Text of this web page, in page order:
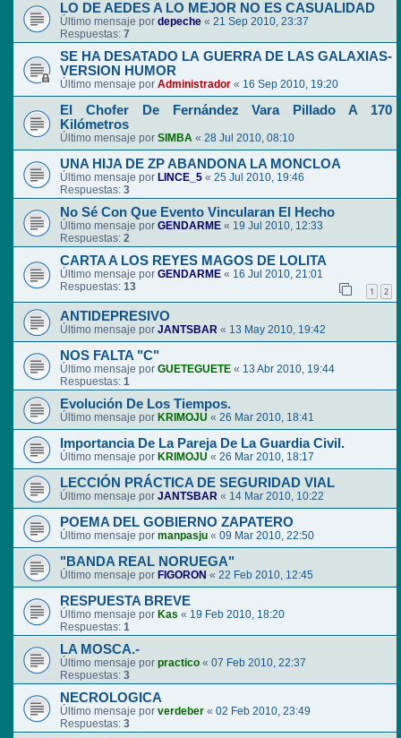
LO DE AEDES A LO MEJOR NO ES CASUALIDAD
Último mensaje por depeche « 21 Sep 2010, 23:37
Respuestas: 7
SE HA DESATADO LA GUERRA DE LAS GALAXIAS-
VERSION HUMOR
Último mensaje por Administrador « 16 Sep 2010, 19:20
El Chofer De Fernández Vara Pillado A 170
Kilómetros
Último mensaje por SIMBA « 28 Jul 2010, 08:10
UNA HIJA DE ZP ABANDONA LA MONCLOA
Último mensaje por LINCE_5 « 25 Jul 2010, 19:46
Respuestas: 3
No Sé Con Que Evento Vincularan El Hecho
Último mensaje por GENDARME « 19 Jul 2010, 12:33
Respuestas: 2
CARTA A LOS REYES MAGOS DE LOLITA
Último mensaje por GENDARME « 16 Jul 2010, 21:01
Respuestas: 13 1 2
ANTIDEPRESIVO
Último mensaje por JANTSBAR « 13 May 2010, 19:42
NOS FALTA "C"
Último mensaje por GUETEGUETE « 13 Abr 2010, 19:44
Respuestas: 1
Evolución De Los Tiempos.
Último mensaje por KRIMOJU « 26 Mar 2010, 18:41
Importancia De La Pareja De La Guardia Civil.
Último mensaje por KRIMOJU « 26 Mar 2010, 18:17
LECCIÓN PRÁCTICA DE SEGURIDAD VIAL
Último mensaje por JANTSBAR « 14 Mar 2010, 10:22
POEMA DEL GOBIERNO ZAPATERO
Último mensaje por manpasju « 09 Mar 2010, 22:50
"BANDA REAL NORUEGA"
Último mensaje por FIGORON « 22 Feb 2010, 12:45
RESPUESTA BREVE
Último mensaje por Kas « 19 Feb 2010, 18:20
Respuestas: 1
LA MOSCA.-
Último mensaje por practico « 07 Feb 2010, 22:37
Respuestas: 3
NECROLOGICA
Último mensaje por verdeber « 02 Feb 2010, 23:49
Respuestas: 3